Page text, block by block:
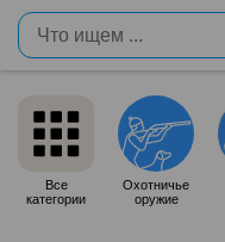
Все
категории
Охотничье
оружие